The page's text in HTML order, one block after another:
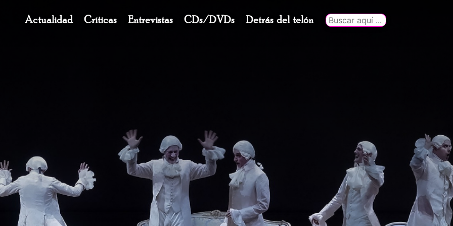
Navegación
Actualidad Críticas Entrevistas CDs/DVDs Detrás del telón
Buscar